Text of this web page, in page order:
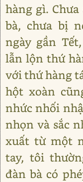
hàng gì.
bà, chưa bị
ngày gần
lẫn lộn thứ
với thứ hàng
hột xoàn
nhức nhối
nhọn và sắc
xuất từ một
tay, tôi
đàn bà có